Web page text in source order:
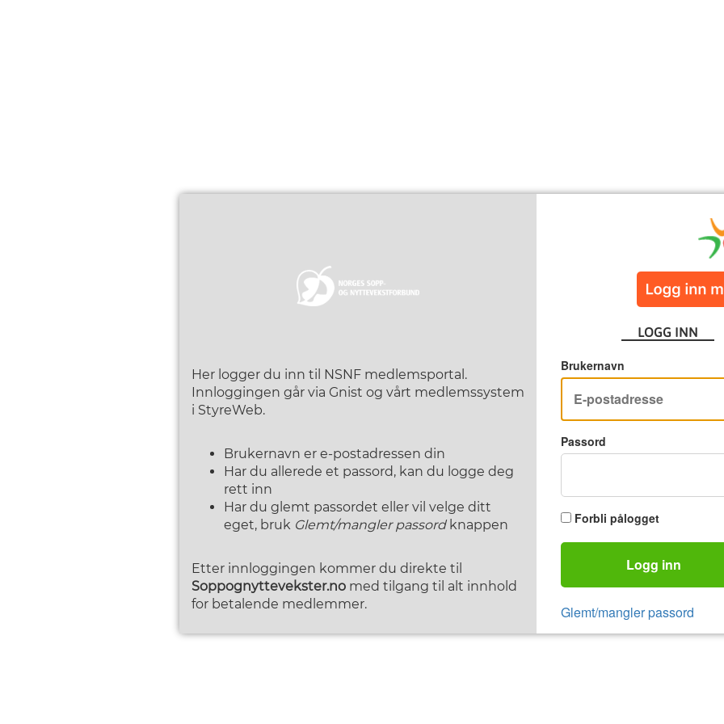
Her logger du inn til NSNF medlemsportal.
Innloggingen går via Gnist og vårt medlemssystem
i StyreWeb.
Brukernavn er e-postadressen din
Har du allerede et passord, kan du logge deg
rett inn
Har du glemt passordet eller vil velge ditt
eget, bruk Glemt/mangler passordknappen
Etter innloggingen kommer du direkte til
Soppognyttevekster.no med tilgang til alt innhold
for betalende medlemmer.
LOGG INN
Brukernavn
Passord
Forbli pålogget
Logg inn
Glemt/mangler passord